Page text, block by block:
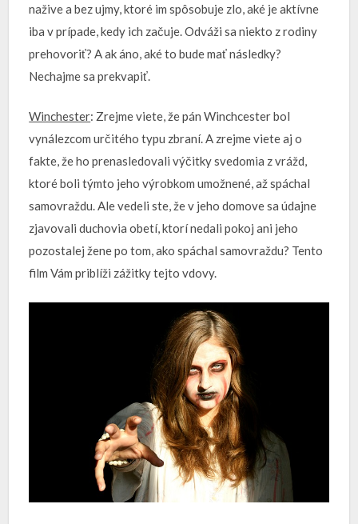
nažive a bez ujmy, ktoré im spôsobuje zlo, aké je aktívne
iba v prípade, kedy ich začuje. Odváži sa niekto z rodiny
prehovoriť? A ak áno, aké to bude mať následky?
Nechajme sa prekvapiť.
Winchester: Zrejme viete, že pán Winchcester bol
vynálezcom určitého typu zbraní. A zrejme viete aj o
fakte, že ho prenasledovali výčitky svedomia z vrážd,
ktoré boli týmto jeho výrobkom umožnené, až spáchal
samovraždu. Ale vedeli ste, že v jeho domove sa údajne
zjavovali duchovia obetí, ktorí nedali pokoj ani jeho
pozostalej žene po tom, ako spáchal samovraždu? Tento
film Vám priblíži zážitky tejto vdovy.